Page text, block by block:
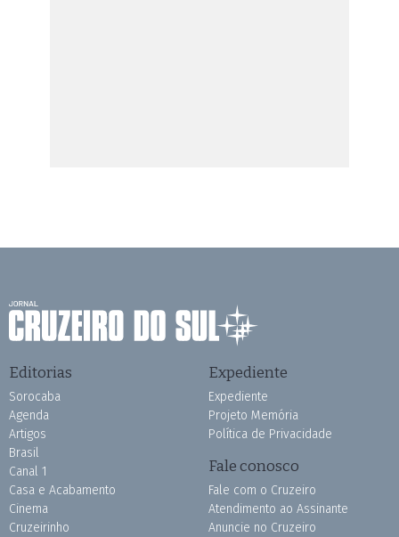
Editorias
Sorocaba
Agenda
Artigos
Brasil
Canal 1
Casa e Acabamento
Cinema
Cruzeirinho
Expediente
Expediente
Projeto Memória
Política de Privacidade
Fale conosco
Fale com o Cruzeiro
Atendimento ao Assinante
Anuncie no Cruzeiro